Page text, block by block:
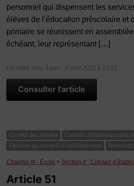
personnel qui dispensent les
élèves de l’éducation préscolaire et
primaire se réunissent en
échéant, leur représentant […]
Dernière mise à jour : 8 avril 2022 à 13:51
Consulter l'article
Comité des élèves
Conseil d'établissement
Élection au conseil d'établissement
Chapitre III - École > Section II - Conseil
Article 51